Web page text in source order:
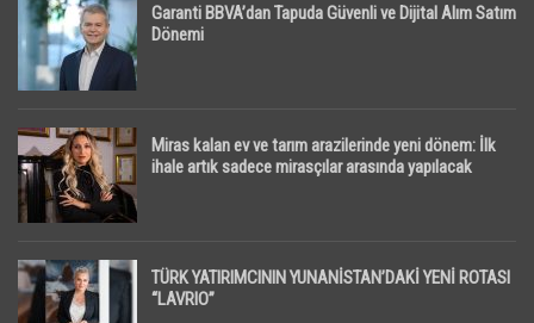
Garanti BBVA’dan Tapuda Güvenli ve Dijital Alım Satım
Dönemi
Miras kalan ev ve tarım arazilerinde yeni dönem: İlk
ihale artık sadece mirasçılar arasında yapılacak
TÜRK YATIRIMCININ YUNANİSTAN’DAKİ YENİ ROTASI
“LAVRIO”